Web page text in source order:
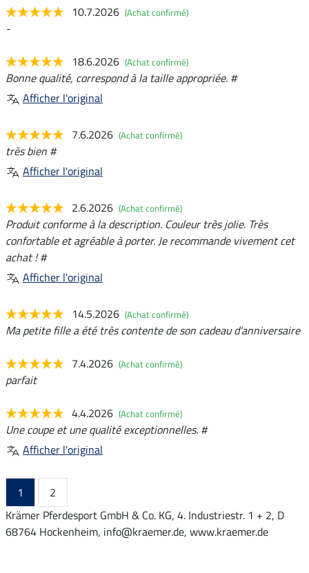
10.7.2026 (Achat confirmé)
-
18.6.2026 (Achat confirmé)
Bonne qualité, correspond à la taille appropriée. #
Afficher l'original
7.6.2026 (Achat confirmé)
très bien #
Afficher l'original
2.6.2026 (Achat confirmé)
Produit conforme à la description. Couleur très jolie. Très
confortable et agréable à porter. Je recommande vivement cet
achat ! #
Afficher l'original
14.5.2026 (Achat confirmé)
Ma petite fille a été très contente de son cadeau d'anniversaire
7.4.2026 (Achat confirmé)
parfait
4.4.2026 (Achat confirmé)
Une coupe et une qualité exceptionnelles. #
Afficher l'original
1
2
Krämer Pferdesport GmbH & Co. KG, 4. Industriestr. 1 + 2, D
68764 Hockenheim, info@kraemer.de, www.kraemer.de